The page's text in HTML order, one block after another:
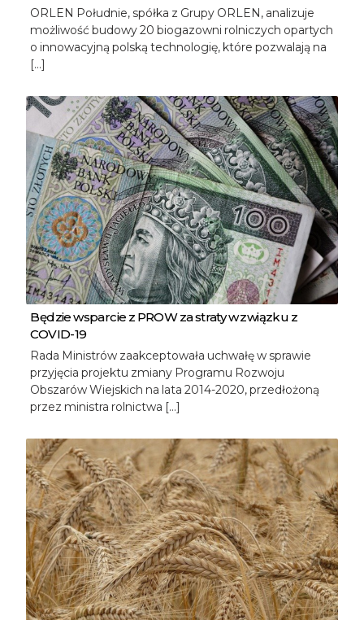
ORLEN Południe, spółka z Grupy ORLEN, analizuje
możliwość budowy 20 biogazowni rolniczych opartych
o innowacyjną polską technologię, które pozwalają na
[…]
Będzie wsparcie z PROW za straty w związku z
COVID-19
Rada Ministrów zaakceptowała uchwałę w sprawie
przyjęcia projektu zmiany Programu Rozwoju
Obszarów Wiejskich na lata 2014-2020, przedłożoną
przez ministra rolnictwa […]